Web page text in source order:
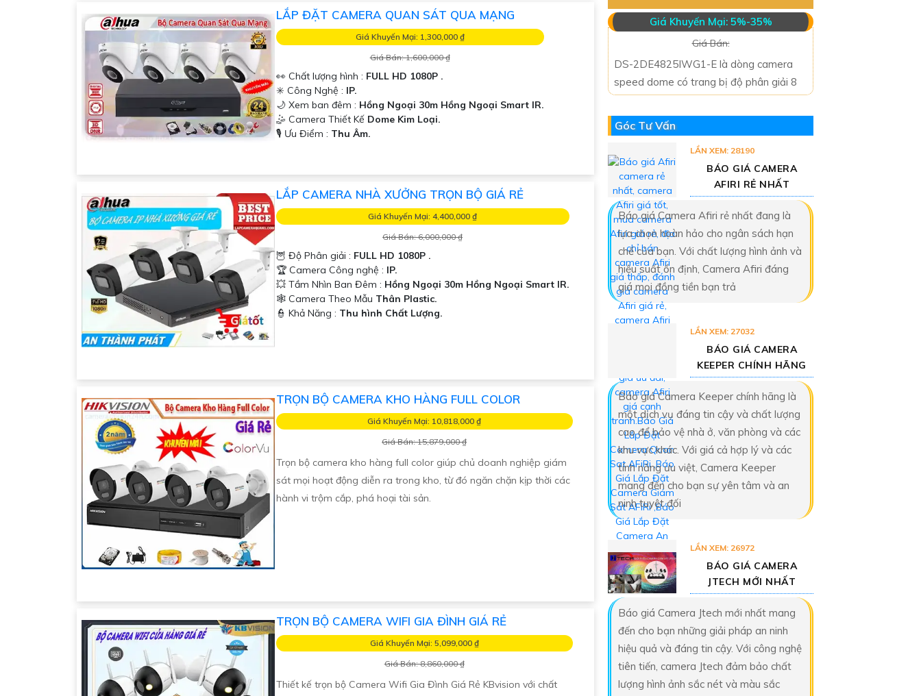
LẮP ĐẶT CAMERA QUAN SÁT QUA MẠNG
Giá Khuyến Mại: 1,300,000 ₫
Giá Bán: 1,600,000 ₫
️
👀 Chất lượng hình : FULL HD 1080P .
✳️ Công Nghệ : IP.
🌙 Xem ban đêm : Hồng Ngoại 30m Hồng Ngoại Smart IR.
🤹 Camera Thiết Kế Dome Kim Loại.
️🎙 Ưu Điểm : Thu Âm.
LẮP CAMERA NHÀ XƯỞNG TRỌN BỘ GIÁ RẺ
Giá Khuyến Mại: 4,400,000 ₫
Giá Bán: 6,000,000 ₫
🦉 Độ Phân giải : FULL HD 1080P .
🏆 Camera Công nghệ : IP.
💥 Tầm Nhìn Ban Đêm : Hồng Ngoại 30m Hồng Ngoại Smart IR.
🕸️ Camera Theo Mẫu Thân Plastic.
️👮 Khả Năng : Thu hình Chất Lượng.
TRỌN BỘ CAMERA KHO HÀNG FULL COLOR
Giá Khuyến Mại: 10,818,000 ₫
Giá Bán: 15,879,000 ₫
Trọn bộ camera kho hàng full color giúp chủ doanh nghiệp giám
sát mọi hoạt động diễn ra trong kho, từ đó ngăn chặn kịp thời các
hành vi trộm cắp, phá hoại tài sản.
TRỌN BỘ CAMERA WIFI GIA ĐÌNH GIÁ RẺ
Giá Khuyến Mại: 5,099,000 ₫
Giá Bán: 8,860,000 ₫
Thiết kế trọn bộ Camera Wifi Gia Đình Giá Rẻ KBvision với chất
Giá Khuyến Mại: 5%-35%
Giá Bán:
DS-2DE4825IWG1-E là dòng camera
speed dome có trang bị độ phân giải 8
Góc Tư Vấn
LẦN XEM: 28190
BÁO GIÁ CAMERA
AFIRI RẺ NHẤT
Báo giá Camera Afiri rẻ nhất đang là
lựa chọn hoàn hảo cho ngân sách hạn
chế của bạn. Với chất lượng hình ảnh và
hiệu suất ổn định, Camera Afiri đáng
giá mọi đồng tiền bạn trả
LẦN XEM: 27032
BÁO GIÁ CAMERA
KEEPER CHÍNH HÃNG
Báo giá Camera Keeper chính hãng là
một dịch vụ đáng tin cậy và chất lượng
cao để bảo vệ nhà ở, văn phòng và các
khu vực khác. Với giá cả hợp lý và các
tính năng ưu việt, Camera Keeper
mang đến cho bạn sự yên tâm và an
ninh tuyệt đối
LẦN XEM: 26972
BÁO GIÁ CAMERA
JTECH MỚI NHẤT
Báo giá Camera Jtech mới nhất mang
đến cho bạn những giải pháp an ninh
hiệu quả và đáng tin cậy. Với công nghệ
tiên tiến, camera Jtech đảm bảo chất
lượng hình ảnh sắc nét và màu sắc